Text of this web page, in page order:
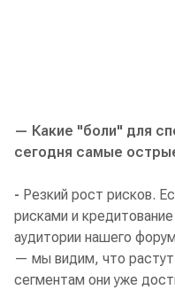
— Какие "боли" для
сегодня самые
- Резкий рост рисков.
рисками и
аудитории нашего
— мы видим, что
сегментам они уже